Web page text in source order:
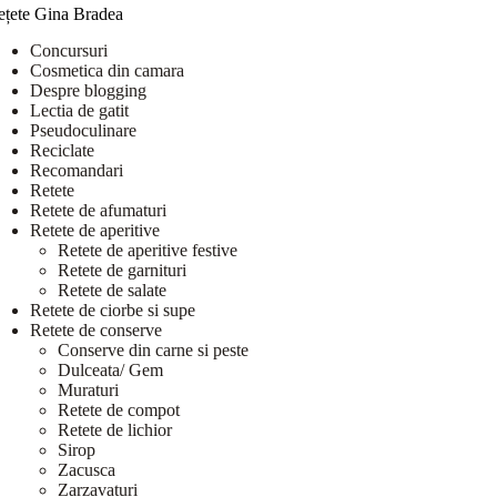
Gina Bradea
Concursuri
Cosmetica din camara
Despre blogging
Lectia de gatit
Pseudoculinare
Reciclate
Recomandari
Retete
Retete de afumaturi
Retete de aperitive
Retete de aperitive festive
Retete de garnituri
Retete de salate
Retete de ciorbe si supe
Retete de conserve
Conserve din carne si peste
Dulceata/ Gem
Muraturi
Retete de compot
Retete de lichior
Sirop
Zacusca
Zarzavaturi